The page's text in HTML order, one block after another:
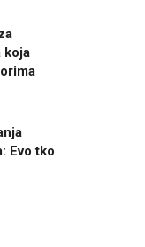
koja
Evo tko